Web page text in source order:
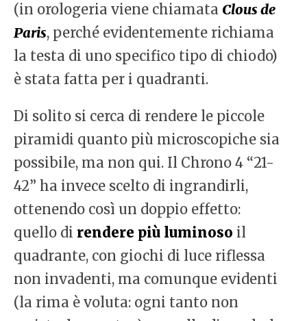
(in orologeria viene chiamata Clous de
Paris, perché evidentemente richiama
la testa di uno specifico tipo di chiodo)
è stata fatta per i quadranti.
Di solito si cerca di rendere le piccole
piramidi quanto più microscopiche sia
possibile, ma non qui. Il Chrono 4 “21-
42” ha invece scelto di ingrandirli,
ottenendo così un doppio effetto:
quello di rendere più luminoso il
quadrante, con giochi di luce riflessa
non invadenti, ma comunque evidenti
(la rima è voluta: ogni tanto non